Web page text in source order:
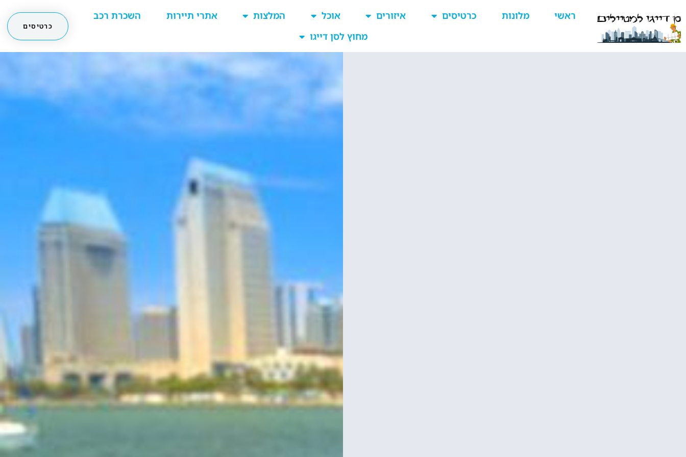
ראשי מלונות כרטיסים איזורים אוכל המלצות אתרי תיירות
השכרת רכב
מחוץ לסן דייגו
כרטיסים